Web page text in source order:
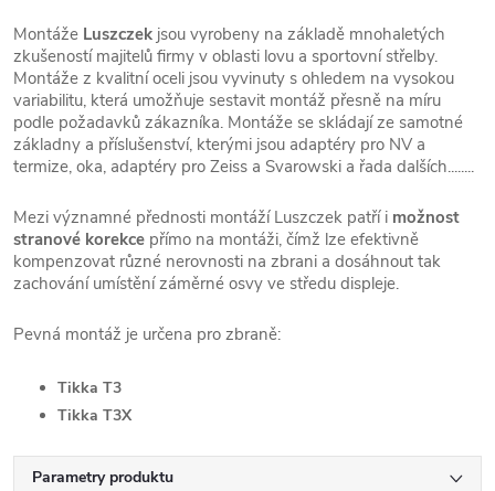
Montáže Luszczek jsou vyrobeny na základě mnohaletých
zkušeností majitelů firmy v oblasti lovu a sportovní střelby.
Montáže z kvalitní oceli jsou vyvinuty s ohledem na vysokou
variabilitu, která umožňuje sestavit montáž přesně na míru
podle požadavků zákazníka. Montáže se skládají ze samotné
základny a příslušenství, kterými jsou adaptéry pro NV a
termize, oka, adaptéry pro Zeiss a Svarowski a řada dalších........
Mezi významné přednosti montáží Luszczek patří i možnost
stranové korekce přímo na montáži, čímž lze efektivně
kompenzovat různé nerovnosti na zbrani a dosáhnout tak
zachování umístění záměrné osvy ve středu displeje.
Pevná montáž je určena pro zbraně:
Tikka T3
Tikka T3X
Parametry produktu